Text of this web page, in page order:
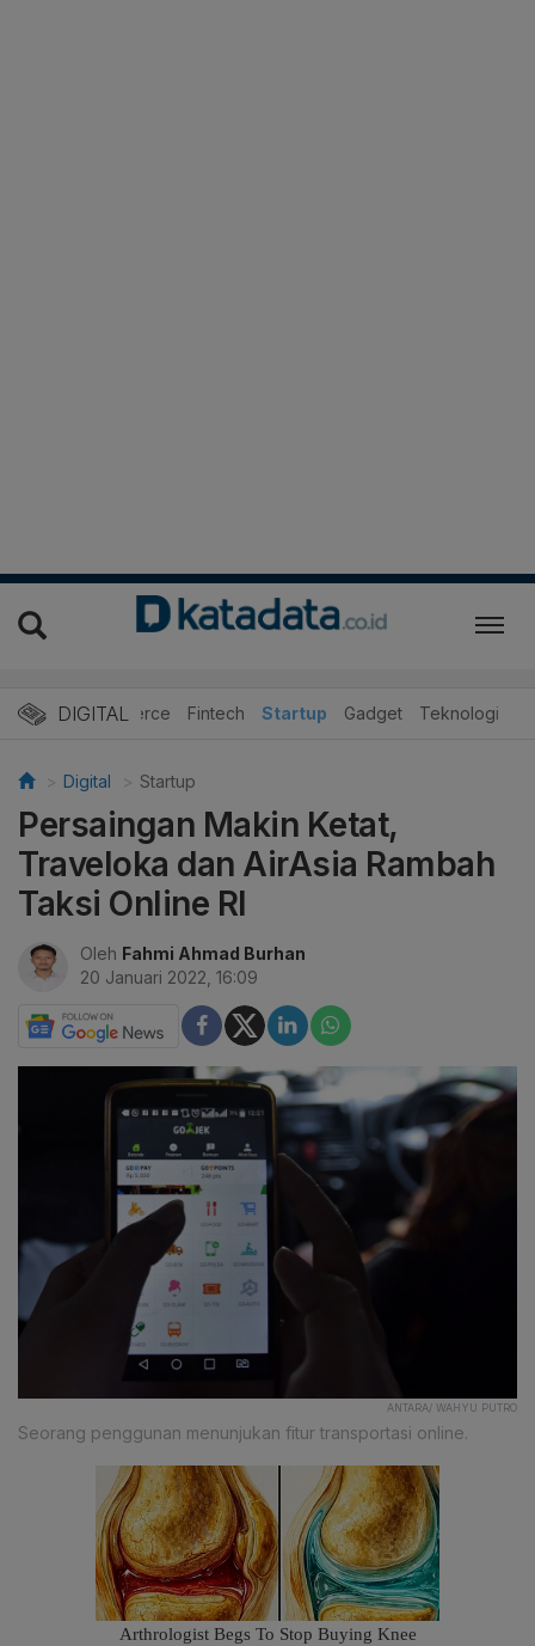
DIGITAL
E-Commerce Fintech Startup Gadget Teknologi
Digital Startup
Persaingan Makin Ketat,
Traveloka dan AirAsia Rambah
Taksi Online RI
Oleh Fahmi Ahmad Burhan
20 Januari 2022, 16:09
ANTARA/ WAHYU PUTRO
Seorang penggunan menunjukan fitur transportasi online.